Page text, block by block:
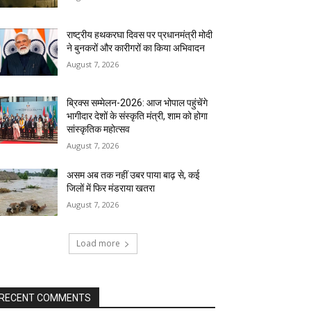
राष्ट्रीय हथकरघा दिवस पर प्रधानमंत्री मोदी
ने बुनकरों और कारीगरों का किया अभिवादन
August 7, 2026
ब्रिक्स सम्मेलन-2026: आज भोपाल पहुंचेंगे
भागीदार देशों के संस्कृति मंत्री, शाम को होगा
सांस्कृतिक महोत्सव
August 7, 2026
असम अब तक नहीं उबर पाया बाढ़ से, कई
जिलों में फिर मंडराया खतरा
August 7, 2026
Load more
COMMENTS